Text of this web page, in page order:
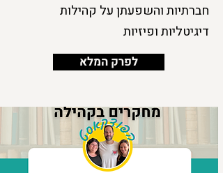
חברתיות והשפעתן על קהילות
דיגיטליות ופיזיות
לפרק המלא